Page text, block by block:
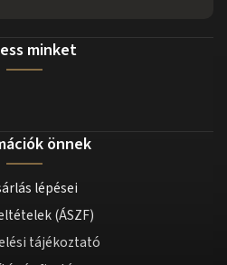
minket
önnek
lépései
(ÁSZF)
tájékoztató